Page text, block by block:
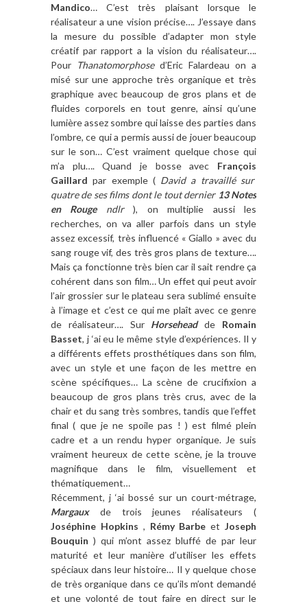
Mandico… C’est très plaisant lorsque le
réalisateur a une vision précise…. J’essaye dans
la mesure du possible d’adapter mon style
créatif par rapport a la vision du réalisateur….
Pour Thanatomorphosed’Eric Falardeau on a
misé sur une approche très organique et très
graphique avec beaucoup de gros plans et de
fluides corporels en tout genre, ainsi qu’une
lumière assez sombre qui laisse des parties dans
l’ombre, ce qui a permis aussi de jouer beaucoup
sur le son… C’est vraiment quelque chose qui
m’a plu…. Quand je bosse avec François
Gaillard par exemple ( David a travaillé sur
quatre de ses films dont le tout dernier 13 Notes
en Rouge
ndlr), on multiplie aussi les
recherches, on va aller parfois dans un style
assez excessif, très influencé « Giallo » avec du
sang rouge vif, des très gros plans de texture….
Mais ça fonctionne très bien car il sait rendre ça
cohérent dans son film… Un effet qui peut avoir
l’air grossier sur le plateau sera sublimé ensuite
à l’image et c’est ce qui me plaît avec ce genre
de réalisateur…. Sur Horseheadde Romain
Basset, j ‘ai eu le même style d’expériences. Il y
a différents effets prosthétiques dans son film,
avec un style et une façon de les mettre en
scène spécifiques… La scène de crucifixion a
beaucoup de gros plans très crus, avec de la
chair et du sang très sombres, tandis que l’effet
final ( que je ne spoile pas ! ) est filmé plein
cadre et a un rendu hyper organique. Je suis
vraiment heureux de cette scène, je la trouve
magnifique dans le film, visuellement et
thématiquement…
Récemment, j ‘ai bossé sur un court-métrage,
Margauxde trois jeunes réalisateurs (
Joséphine Hopkins , Rémy Barbe etJoseph
Bouquin ) qui m’ont assez bluffé de par leur
maturité et leur manière d’utiliser les effets
spéciaux dans leur histoire… Il y quelque chose
de très organique dans ce qu’ils m’ont demandé
et une volonté de tout faire en direct sur le